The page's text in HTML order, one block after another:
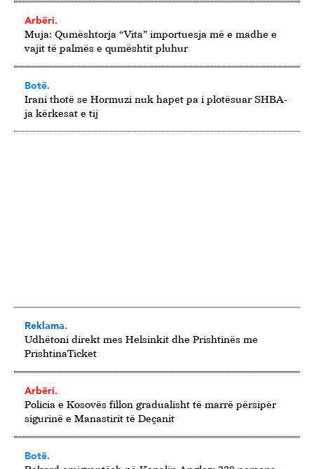
Arbëri.
Muja: Qumështorja “Vita” importuesja më e madhe e
vajit të palmës e qumështit pluhur
Botë.
Irani thotë se Hormuzi nuk hapet pa i plotësuar SHBA-
ja kërkesat e tij
Reklama.
Udhëtoni direkt mes Helsinkit dhe Prishtinës me
PrishtinaTicket
Arbëri.
Policia e Kosovës fillon gradualisht të marrë përsipër
sigurinë e Manastirit të Deçanit
Botë.